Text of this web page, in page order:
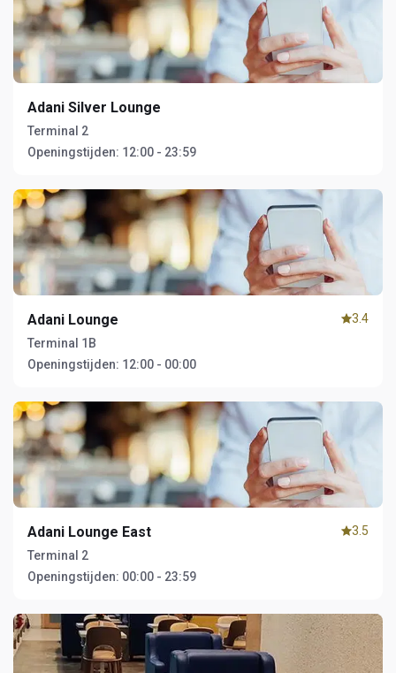
Adani Silver Lounge
Terminal 2
Openingstijden: 12:00 - 23:59
Adani Lounge
Terminal 1B
Openingstijden: 12:00 - 00:00
3.4
Adani Lounge East
Terminal 2
Openingstijden: 00:00 - 23:59
3.5